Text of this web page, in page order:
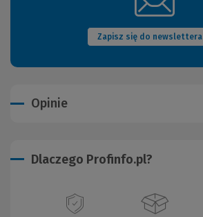
Zapisz się do newslettera
okno)
Opinie
Dlaczego Profinfo.pl?